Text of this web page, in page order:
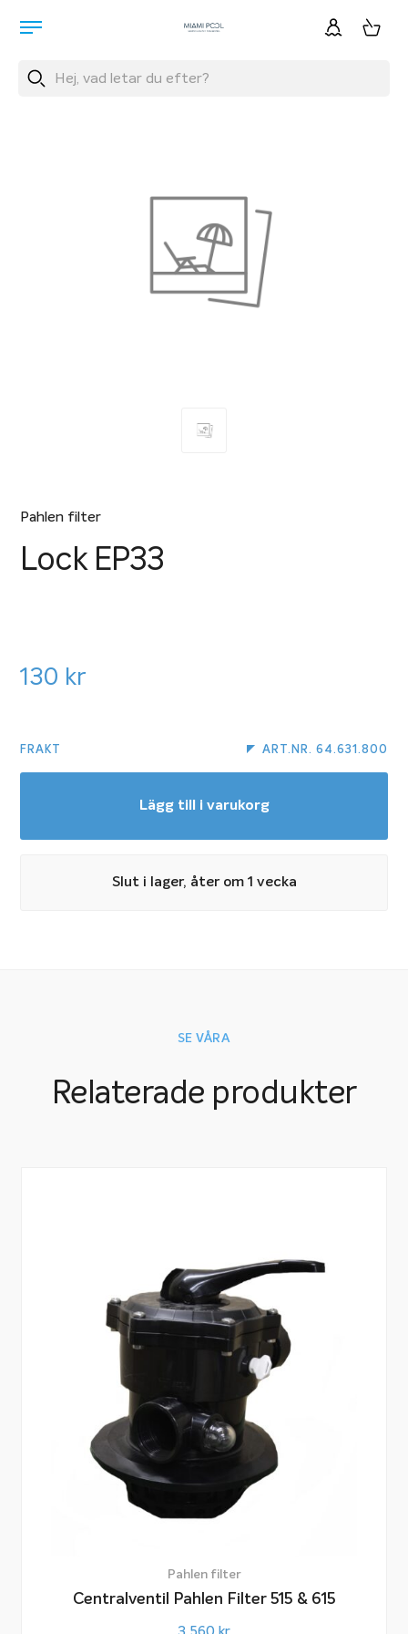
Pahlen filter
Lock EP33
130 kr
FRAKT ART.NR. 64.631.800
Lägg till i varukorg
Slut i lager, åter om 1 vecka
SE VÅRA
Relaterade produkter
Pahlen filter
Centralventil Pahlen Filter 515 & 615